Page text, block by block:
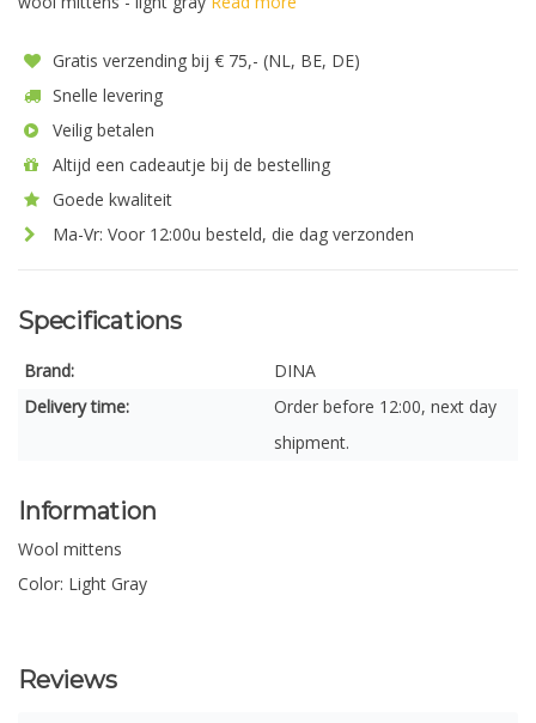
Gratis verzending bij € 75,- (NL, BE, DE)
Snelle levering
Veilig betalen
Altijd een cadeautje bij de bestelling
Goede kwaliteit
Ma-Vr: Voor 12:00u besteld, die dag verzonden
Specifications
Brand:
DINA
Delivery time:
Order before 12:00, next day
shipment.
Information
Wool mittens
Color: Light Gray
Reviews